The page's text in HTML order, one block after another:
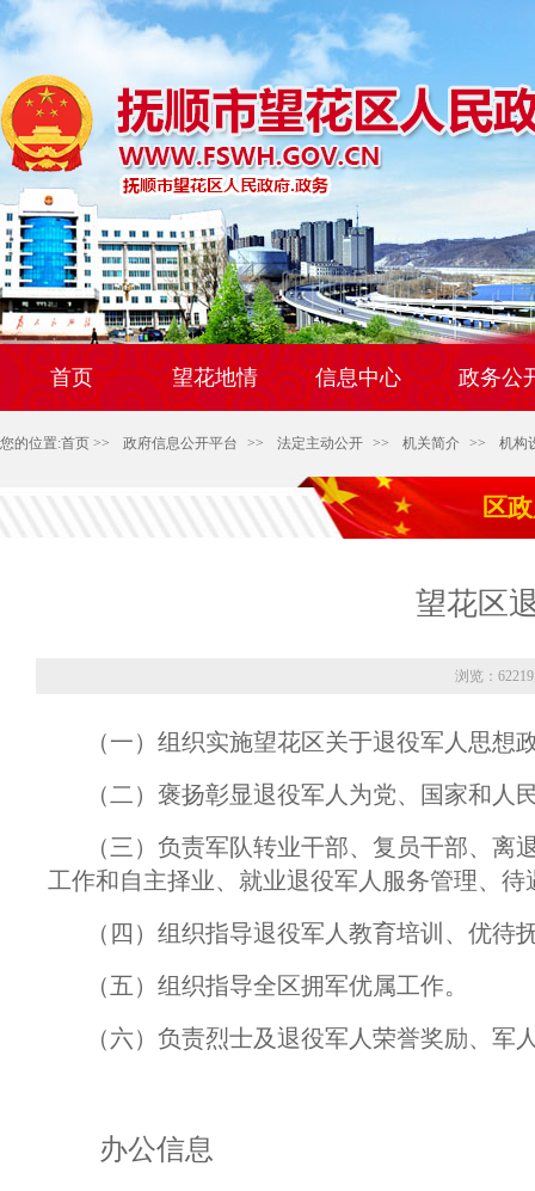
首页 望花地情 信息中心 政务公
您的位置:首页 >> 政府信息公开平台 >> 法定主动公开 >> 机关简介 >> 机构
区
望花区
浏览：
（一）组织实施望花区关于退役军人思
（二）褒扬彰显退役军人为党、国家和
（三）负责军队转业干部、复员干部、
工作和自主择业、就业退役军人服务管理、待
（四）组织指导退役军人教育培训、优待
（五）组织指导全区拥军优属工作。
（六）负责烈士及退役军人荣誉奖励、
办公信息